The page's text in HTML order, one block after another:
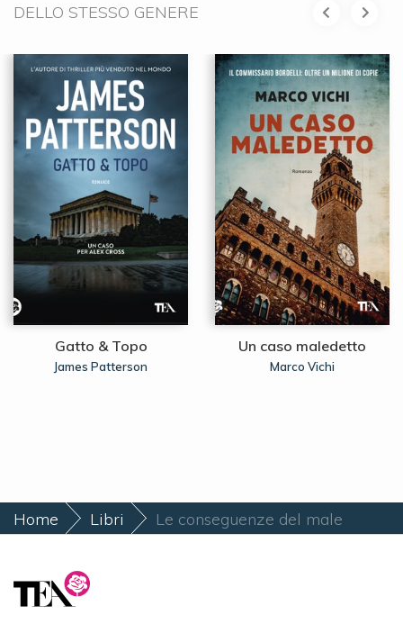
DELLO STESSO GENERE
Gatto & Topo
James Patterson
Un caso maledetto
Marco Vichi
Home Libri Le conseguenze del male